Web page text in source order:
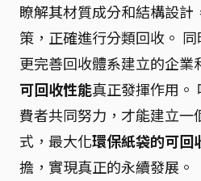
瞭解其材質成分和結構設計
策，正確進行分類回收。
更完善回收體系建立的企業
可回收性能真正發揮作用。
費者共同努力，才能建立一
式，最大化環保紙袋的可回
擔，實現真正的永續發展。